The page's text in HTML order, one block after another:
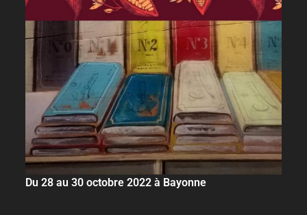
Du 28 au 30 octobre 2022 à Bayonne